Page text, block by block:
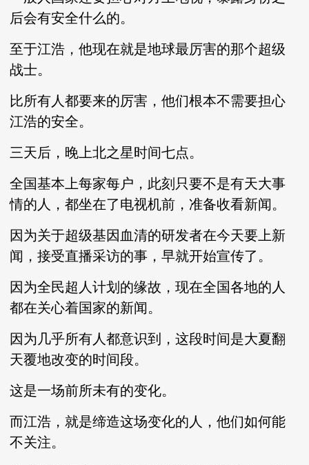
后会有安全什么的。
至于江浩，他现在就是地球最厉害的那个超级
战士。
比所有人都要来的厉害，他们根本不需要担心
江浩的安全。
三天后，晚上北之星时间七点。
全国基本上每家每户，此刻只要不是有天大事
情的人，都坐在了电视机前，准备收看新闻。
因为关于超级基因血清的研发者在今天要上新
闻，接受直播采访的事，早就开始宣传了。
因为全民超人计划的缘故，现在全国各地的人
都在关心着国家的新闻。
因为几乎所有人都意识到，这段时间是大夏翻
天覆地改变的时间段。
这是一场前所未有的变化。
而江浩，就是缔造这场变化的人，他们如何能
不关注。